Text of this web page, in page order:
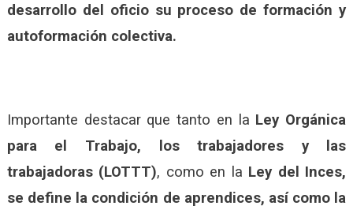
desarrollo del oficio su proceso de formación y
autoformación colectiva.
Importante destacar que tanto en la Ley Orgánica
para el Trabajo, los trabajadores y las
trabajadoras (LOTTT), como en la Ley del Inces,
se define la condición de aprendices, así como la